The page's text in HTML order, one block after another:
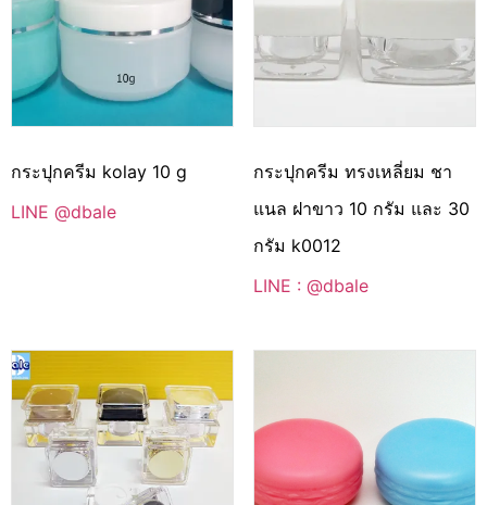
กระปุกครีม kolay 10 g
LINE @dbale
กระปุกครีม ทรงเหลี่ยม ชา
แนล ฝาขาว 10 กรัม และ 30
กรัม k0012
LINE : @dbale